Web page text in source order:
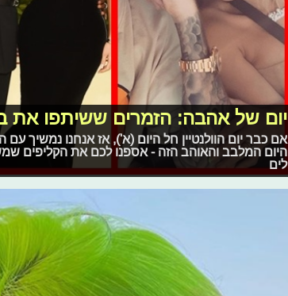
יום של אהבה: הזמרים ששיתפו את
אם כבר יום הוולנטיין חל היום (א'), אז אנחנו נמשיך
היום המלבב והאוהב הזה - אספנו לכם את הקליפים
לים